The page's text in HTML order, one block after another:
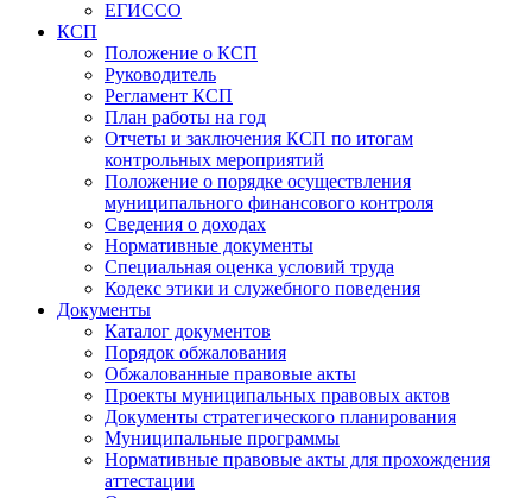
ЕГИССО
КСП
Положение о КСП
Руководитель
Регламент КСП
План работы на год
Отчеты и заключения КСП по итогам
контрольных мероприятий
Положение о порядке осуществления
муниципального финансового контроля
Сведения о доходах
Нормативные документы
Специальная оценка условий труда
Кодекс этики и служебного поведения
Документы
Каталог документов
Порядок обжалования
Обжалованные правовые акты
Проекты муниципальных правовых актов
Документы стратегического планирования
Муниципальные программы
Нормативные правовые акты для прохождения
аттестации